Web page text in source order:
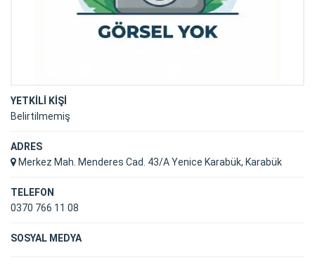
YETKİLİ KİŞİ
Belirtilmemiş
ADRES
Merkez Mah. Menderes Cad. 43/A Yenice Karabük, Karabük
TELEFON
0370 766 11 08
SOSYAL MEDYA